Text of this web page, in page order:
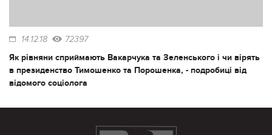
14.12.18 72397
Як рівняни сприймають Вакарчука та Зеленського і чи вірять
в президенство Тимошенко та Порошенка, - подробиці від
відомого соціолога